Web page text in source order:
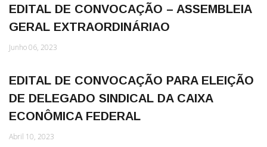
EDITAL DE CONVOCAÇÃO – ASSEMBLEIA
GERAL EXTRAORDINÁRIAO
Junho 06, 2023
EDITAL DE CONVOCAÇÃO PARA ELEIÇÃO
DE DELEGADO SINDICAL DA CAIXA
ECONÔMICA FEDERAL
Abril 10, 2023